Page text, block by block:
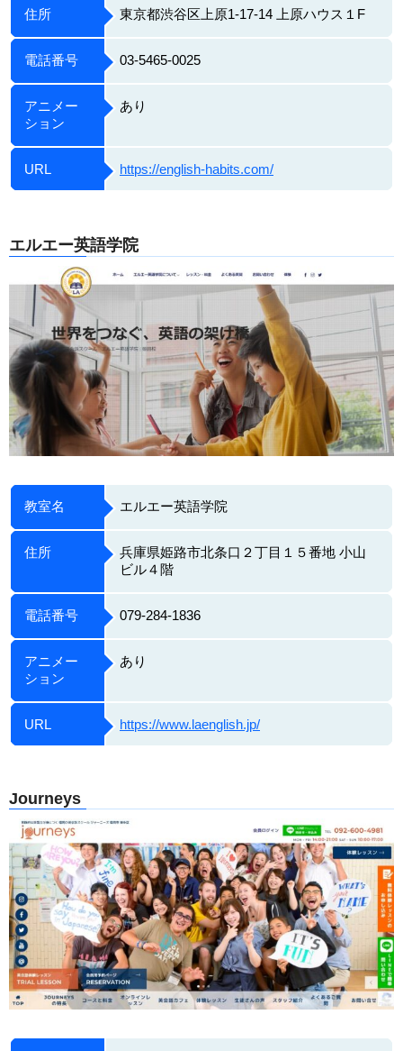
住所 東京都渋谷区上原1-17-14 上原ハウス１F
電話番号 03-5465-0025
アニメー
ション
あり
URL https://english-habits.com/
エルエー英語学院
教室名 エルエー英語学院
住所
兵庫県姫路市北条口２丁目１５番地 小山
ビル４階
電話番号 079-284-1836
アニメー
ション
あり
URL https://www.laenglish.jp/
Journeys